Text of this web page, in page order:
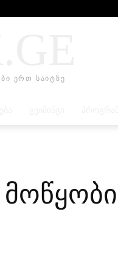
ერთ საიტზე